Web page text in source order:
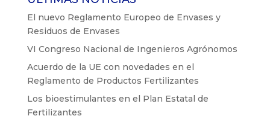
El nuevo Reglamento Europeo de Envases y
Residuos de Envases
VI Congreso Nacional de Ingenieros Agrónomos
Acuerdo de la UE con novedades en el
Reglamento de Productos Fertilizantes
Los bioestimulantes en el Plan Estatal de
Fertilizantes